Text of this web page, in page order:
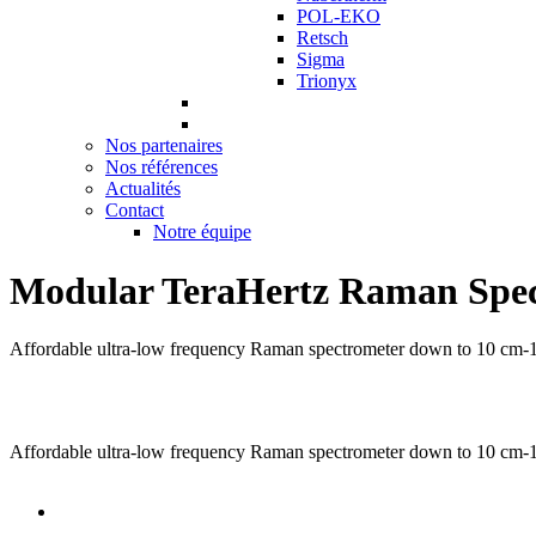
POL-EKO
Retsch
Sigma
Trionyx
Nos partenaires
Nos références
Actualités
Contact
Notre équipe
Modular TeraHertz Raman
Affordable ultra-low frequency Raman spectrometer down to 10 cm-1
Affordable ultra-low frequency Raman spectrometer down to 10 cm-1